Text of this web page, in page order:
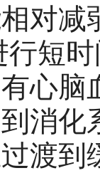
对
短
心
消
渡到